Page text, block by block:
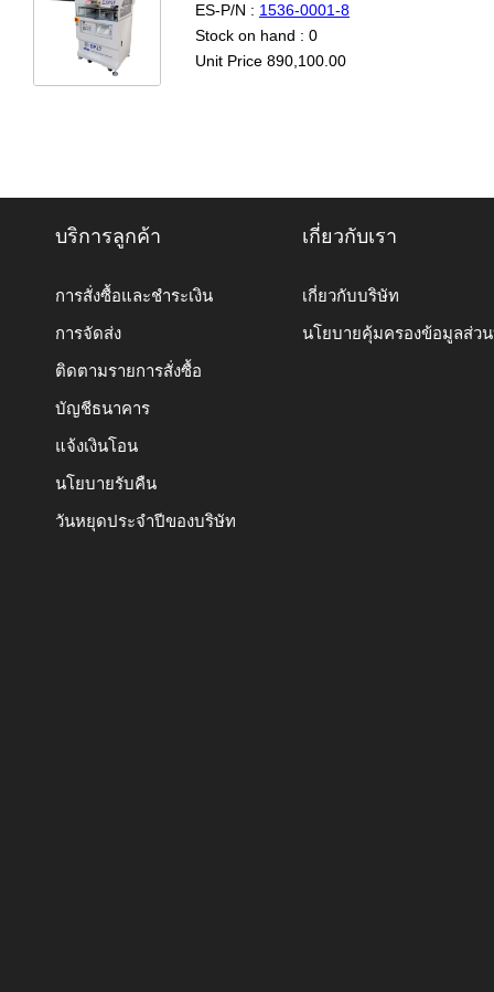
ES-P/N : 1536-0001-8
Stock on hand : 0
Unit Price 890,100.00
บริการลูกค้า
การสั่งซื้อและชำระเงิน
การจัดส่ง
ติดตามรายการสั่งซื้อ
บัญชีธนาคาร
แจ้งเงินโอน
นโยบายรับคืน
วันหยุดประจำปีของบริษัท
เกี่ยวกับเรา
เกี่ยวกับบริษัท
นโยบายคุ้มครองข้อมูลส่ว